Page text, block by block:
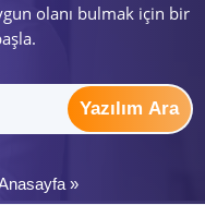
olanı bulmak için bir
Yazılım Ara
»